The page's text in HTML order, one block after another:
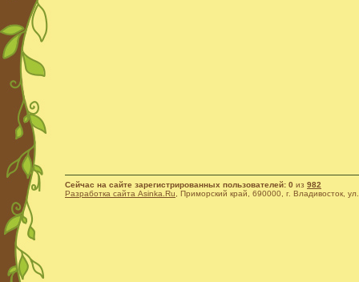
Сейчас на сайте зарегистрированных пользователей: 0 из 982
Разработка сайта Asinka.Ru , Приморский край, 690000, г. Владивосток,